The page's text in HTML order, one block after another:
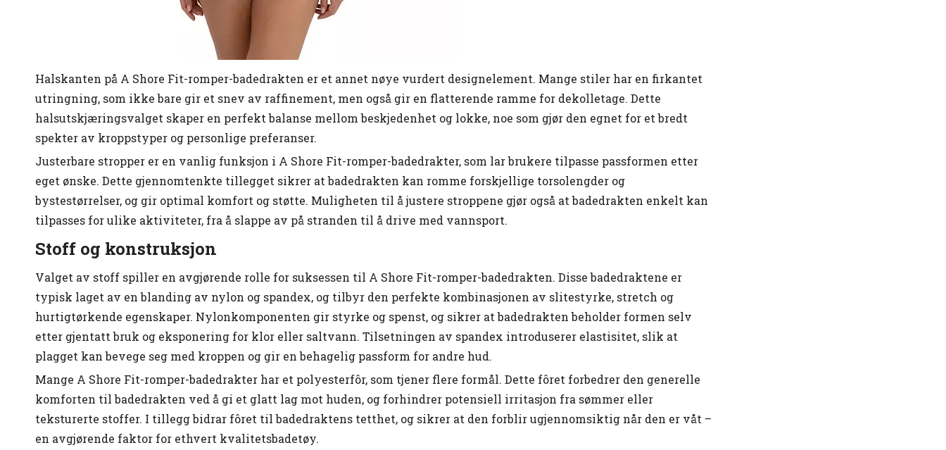
Halskanten på A Shore Fit-romper-badedrakten er et annet nøye vurdert designelement. Mange stiler har en firkantet
utringning, som ikke bare gir et snev av raffinement, men også gir en flatterende ramme for dekolletage. Dette
halsutskjæringsvalget skaper en perfekt balanse mellom beskjedenhet og lokke, noe som gjør den egnet for et bredt
spekter av kroppstyper og personlige preferanser.
Justerbare stropper er en vanlig funksjon i A Shore Fit-romper-badedrakter, som lar brukere tilpasse passformen etter
eget ønske. Dette gjennomtenkte tillegget sikrer at badedrakten kan romme forskjellige torsolengder og
bystestørrelser, og gir optimal komfort og støtte. Muligheten til å justere stroppene gjør også at badedrakten enkelt kan
tilpasses for ulike aktiviteter, fra å slappe av på stranden til å drive med vannsport.
Stoff og konstruksjon
Valget av stoff spiller en avgjørende rolle for suksessen til A Shore Fit-romper-badedrakten. Disse badedraktene er
typisk laget av en blanding av nylon og spandex, og tilbyr den perfekte kombinasjonen av slitestyrke, stretch og
hurtigtørkende egenskaper. Nylonkomponenten gir styrke og spenst, og sikrer at badedrakten beholder formen selv
etter gjentatt bruk og eksponering for klor eller saltvann. Tilsetningen av spandex introduserer elastisitet, slik at
plagget kan bevege seg med kroppen og gir en behagelig passform for andre hud.
Mange A Shore Fit-romper-badedrakter har et polyesterfôr, som tjener flere formål. Dette fôret forbedrer den generelle
komforten til badedrakten ved å gi et glatt lag mot huden, og forhindrer potensiell irritasjon fra sømmer eller
teksturerte stoffer. I tillegg bidrar fôret til badedraktens tetthet, og sikrer at den forblir ugjennomsiktig når den er våt –
en avgjørende faktor for ethvert kvalitetsbadetøy.